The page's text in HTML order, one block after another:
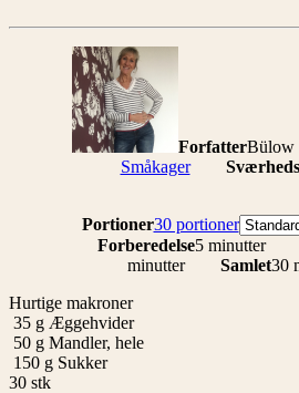
ForfatterBülow
Småkager
Portioner30 portioner
Forberedelse5 minutter
minutter
Samlet30
Hurtige makroner
35 g Æggehvider
50 g Mandler, hele
150 g Sukker
30 stk